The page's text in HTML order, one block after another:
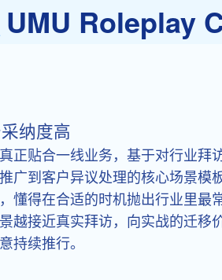
UMU Roleplay
纳度高
正贴合一线业务，基于对行业拜
广到客户异议处理的核心场景模
懂得在合适的时机抛出行业里最
越接近真实拜访，向实战的迁移
持续推行。